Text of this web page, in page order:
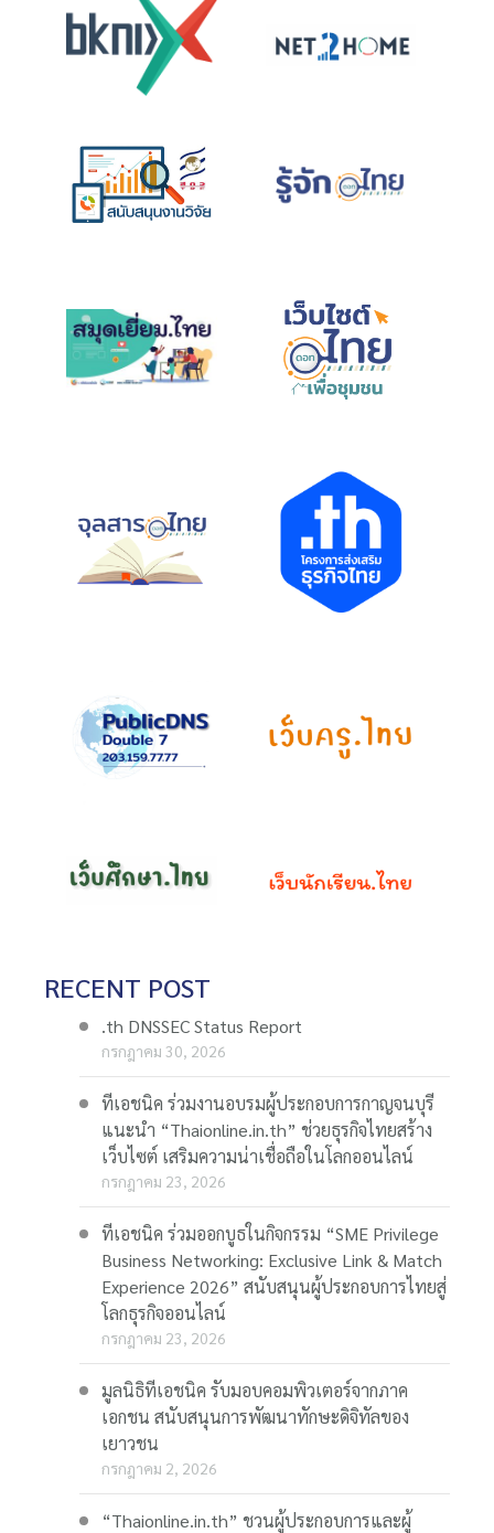
RECENT POST
.th DNSSEC Status Report
กรกฎาคม 30, 2026
ทีเอชนิค ร่วมงานอบรมผู้ประกอบการกาญจนบุรี
แนะนำ “Thaionline.in.th” ช่วยธุรกิจไทยสร้าง
เว็บไซต์ เสริมความน่าเชื่อถือในโลกออนไลน์
กรกฎาคม 23, 2026
ทีเอชนิค ร่วมออกบูธในกิจกรรม “SME Privilege
Business Networking: Exclusive Link & Match
Experience 2026” สนับสนุนผู้ประกอบการไทยสู่
โลกธุรกิจออนไลน์
กรกฎาคม 23, 2026
มูลนิธิทีเอชนิค รับมอบคอมพิวเตอร์จากภาค
เอกชน สนับสนุนการพัฒนาทักษะดิจิทัลของ
เยาวชน
กรกฎาคม 2, 2026
“Thaionline.in.th” ชวนผู้ประกอบการและผู้